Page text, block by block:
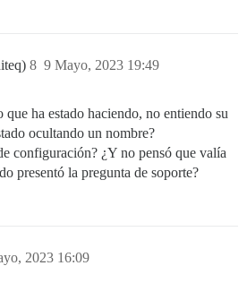
9 Mayo, 2023 19:49
8
ha estado haciendo, no entiendo su
ocultando un nombre?
configuración? ¿Y no pensó que valía
presentó la pregunta de soporte?
2023 16:09